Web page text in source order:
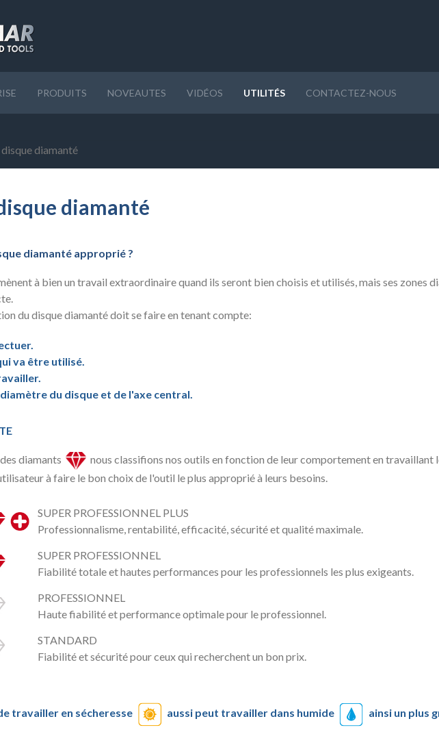
PRODUITS NOVEAUTES VIDÉOS UTILITÉS CONTACTEZ-NOUS
diamanté
diamanté
diamanté approprié ?
à bien un travail extraordinaire quand ils seront bien choisis et utilisés, mais ses zones
du disque diamanté doit se faire en tenant compte:
va être utilisé.
du disque et de l'axe central.
diamants
nous classifions nos outils en fonction de leur comportement en travaillant
à faire le bon choix de l'outil le plus approprié à leurs besoins.
SUPER PROFESSIONNEL PLUS
Professionnalisme, rentabilité, efficacité, sécurité et qualité maximale.
SUPER PROFESSIONNEL
Fiabilité totale et hautes performances pour les professionnels les plus exigeants.
PROFESSIONNEL
Haute fiabilité et performance optimale pour le professionnel.
STANDARD
Fiabilité et sécurité pour ceux qui recherchent un bon prix.
travailler en sécheresse
aussi peut travailler dans humide ainsi un plus